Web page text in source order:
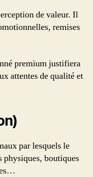
de valeur. Il
remises
premium justifiera
attentes de qualité et
par lesquels le
physiques, boutiques